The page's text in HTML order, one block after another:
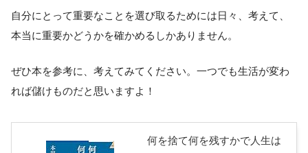
自分にとって重要なことを選び取るためには日々、考えて、
本当に重要かどうかを確かめるしかありません。
ぜひ本を参考に、考えてみてください。一つでも生活が変わ
れば儲けものだと思いますよ！
何を捨て何を残すかで人生は